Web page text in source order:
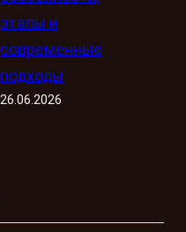
этапы и
современные
подходы
26.06.2026